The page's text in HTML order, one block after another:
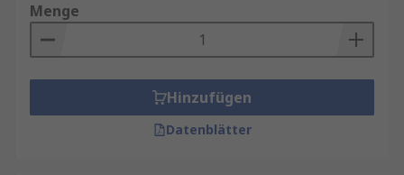
Menge
Hinzufügen
Datenblätter